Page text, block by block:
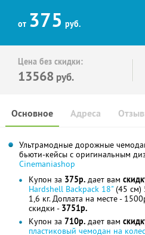
от 375 руб.
Цена без скидки:
13568 руб.
Основное Адреса
Ультрамодные дорожные
бьюти-кейсы с оригинальным
Cinemaniashop
Купон за 375р. дает вам
Hardshell Backpack 18" (45 см)
1,6 кг. Доплата на месте -
скидки - 3751р.
Купон за 710р. дает вам
пластиковый чемодан на